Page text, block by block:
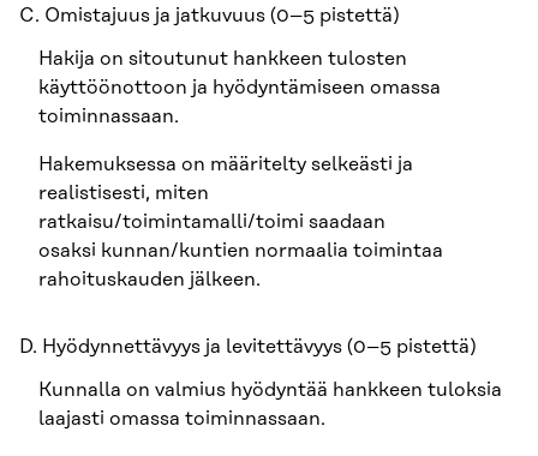
C. Omistajuus ja jatkuvuus (0–5 pistettä)
Hakija on sitoutunut hankkeen tulosten
käyttöönottoon ja hyödyntämiseen omassa
toiminnassaan.
Hakemuksessa on määritelty selkeästi ja
realistisesti, miten
ratkaisu/toimintamalli/toimi saadaan
osaksi kunnan/kuntien normaalia toimintaa
rahoituskauden jälkeen.
D. Hyödynnettävyys ja levitettävyys (0–5 pistettä)
Kunnalla on valmius hyödyntää hankkeen tuloksia
laajasti omassa toiminnassaan.